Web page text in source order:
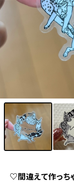
♡間違えて作っ